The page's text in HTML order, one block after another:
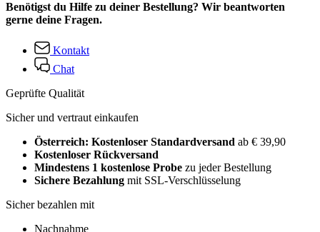
Benötigst du Hilfe zu deiner Bestellung? Wir beantworten
gerne deine Fragen.
Kontakt
Chat
Geprüfte Qualität
Sicher und vertraut einkaufen
Österreich: Kostenloser Standardversand ab € 39,90
Kostenloser Rückversand
Mindestens 1 kostenlose Probe zu jeder Bestellung
Sichere Bezahlung mit SSL-Verschlüsselung
Sicher bezahlen mit
Nachnahme